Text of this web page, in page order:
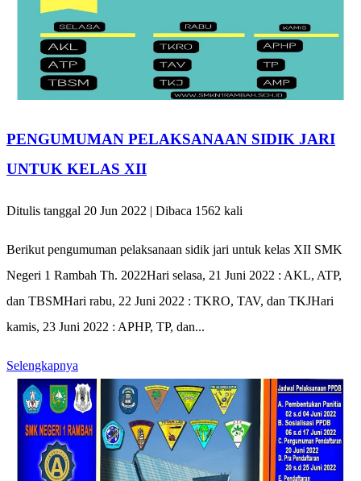
PENGUMUMAN PELAKSANAAN SIDIK JARI
UNTUK KELAS XII
Ditulis tanggal 20 Jun 2022 | Dibaca 1562 kali
Berikut pengumuman pelaksanaan sidik jari untuk kelas XII SMK
Negeri 1 Rambah Th. 2022Hari selasa, 21 Juni 2022 : AKL, ATP,
dan TBSMHari rabu, 22 Juni 2022 : TKRO, TAV, dan TKJHari
kamis, 23 Juni 2022 : APHP, TP, dan...
Selengkapnya